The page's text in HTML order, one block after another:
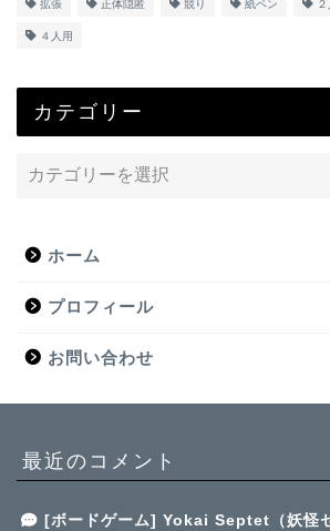
拡張 正体隠匿 競り 紙ペン
４人用
カテゴリー
ホーム
プロフィール
お問い合わせ
最近のコメント
[ボードゲーム] Yokai Septet（妖怪